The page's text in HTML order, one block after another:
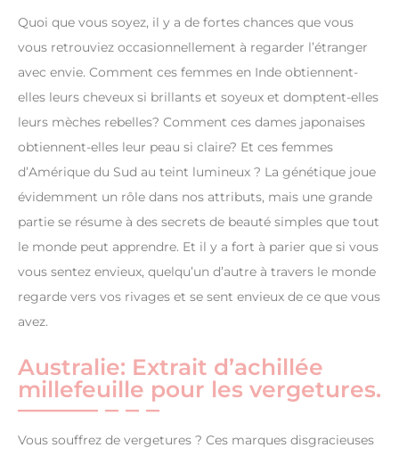
Quoi que vous soyez, il y a de fortes chances que vous
vous retrouviez occasionnellement à regarder l’étranger
avec envie. Comment ces femmes en Inde obtiennent-
elles leurs cheveux si brillants et soyeux et domptent-elles
leurs mèches rebelles? Comment ces dames japonaises
obtiennent-elles leur peau si claire? Et ces femmes
d’Amérique du Sud au teint lumineux ? La génétique joue
évidemment un rôle dans nos attributs, mais une grande
partie se résume à des secrets de beauté simples que tout
le monde peut apprendre. Et il y a fort à parier que si vous
vous sentez envieux, quelqu’un d’autre à travers le monde
regarde vers vos rivages et se sent envieux de ce que vous
avez.
Australie: Extrait d’achillée
millefeuille pour les vergetures.
Vous souffrez de vergetures ? Ces marques disgracieuses